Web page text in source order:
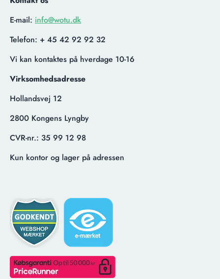
E-mail: info@wotu.dk
Telefon: + 45 42 92 92 32
Vi kan kontaktes på hverdage 10-16
Virksomhedsadresse
Hollandsvej 12
2800 Kongens Lyngby
CVR-nr.: 35 99 12 98
Kun kontor og lager på adressen